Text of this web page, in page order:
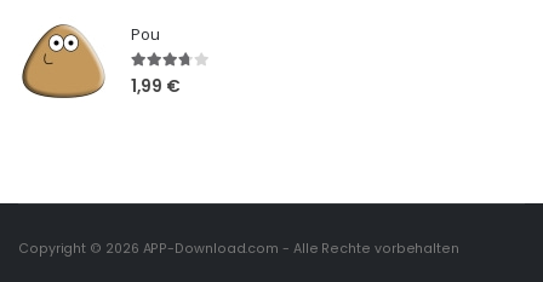
Pou
1,99 €
Copyright © 2026 APP-Download.com - Alle Rechte vorbehalten